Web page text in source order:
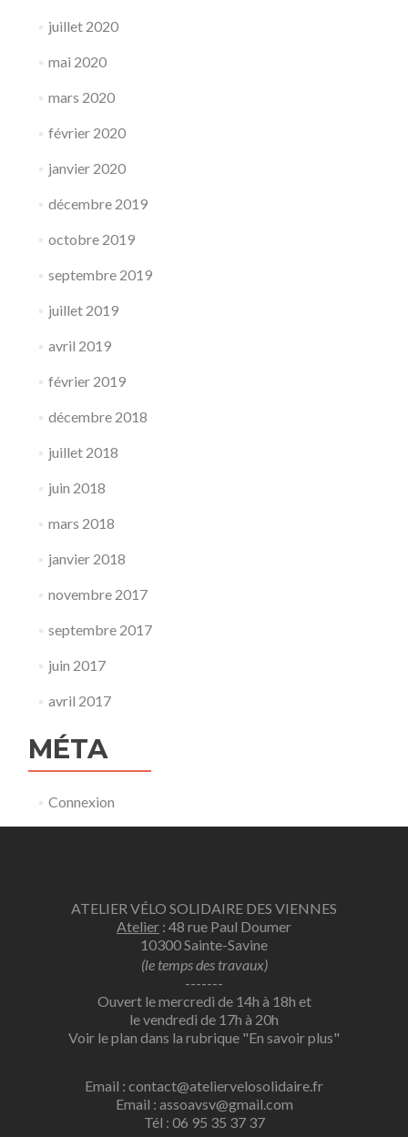
juillet 2020
mai 2020
mars 2020
février 2020
janvier 2020
décembre 2019
octobre 2019
septembre 2019
juillet 2019
avril 2019
février 2019
décembre 2018
juillet 2018
juin 2018
mars 2018
janvier 2018
novembre 2017
septembre 2017
juin 2017
avril 2017
MÉTA
Connexion
ATELIER VÉLO SOLIDAIRE DES VIENNES
Atelier : 48 rue Paul Doumer
10300 Sainte-Savine
(le temps des travaux)
-------
Ouvert le mercredi de 14h à 18h et
le vendredi de 17h à 20h
Voir le plan dans la rubrique "En savoir plus"
Email : contact@ateliervelosolidaire.fr
Email : assoavsv@gmail.com
Tél : 06 95 35 37 37